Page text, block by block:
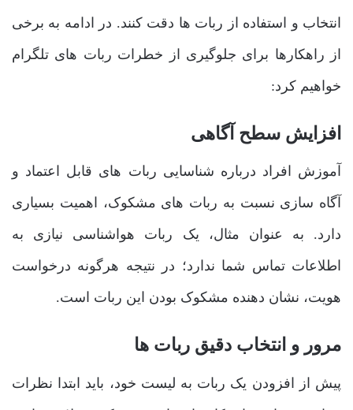
انتخاب و استفاده از ربات ها دقت کنند. در ادامه به برخی
از راهکارها برای جلوگیری از خطرات ربات های تلگرام
خواهیم کرد:
افزایش سطح آگاهی
آموزش افراد درباره شناسایی ربات های قابل اعتماد و
آگاه سازی نسبت به ربات های مشکوک، اهمیت بسیاری
دارد. به عنوان مثال، یک ربات هواشناسی نیازی به
اطلاعات تماس شما ندارد؛ در نتیجه هرگونه درخواست
هویت، نشان دهنده مشکوک بودن این ربات است.
مرور و انتخاب دقیق ربات ها
پیش از افزودن یک ربات به لیست خود، باید ابتدا نظرات